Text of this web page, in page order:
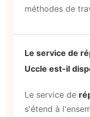
méthodes de
Le service de
Uccle est-il
Le service de
s'étend à